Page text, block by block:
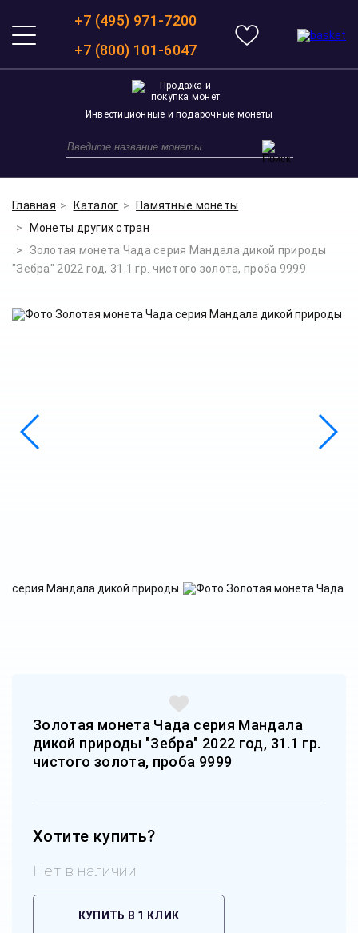
+7 (495) 971-7200
+7 (800) 101-6047
Инвестиционные и подарочные монеты
Главная Каталог
Памятные монеты
Монеты других стран
Золотая монета Чада серия Мандала дикой природы
"Зебра" 2022 год, 31.1 гр. чистого золота, проба 9999
Золотая монета Чада серия Мандала
дикой природы "Зебра" 2022 год, 31.1 гр.
чистого золота, проба 9999
Хотите купить?
Нет в наличии
КУПИТЬ В 1 КЛИК